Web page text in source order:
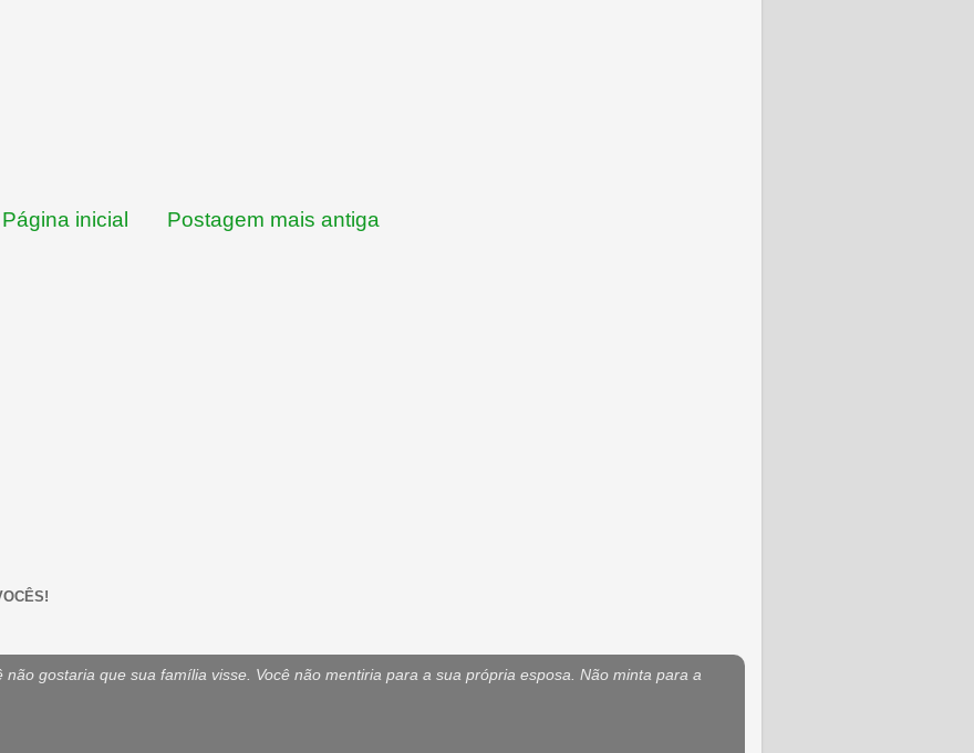
Postagem mais antiga
Página inicial
gostaria que sua família visse. Você não mentiria para a sua própria esposa. Não minta para a